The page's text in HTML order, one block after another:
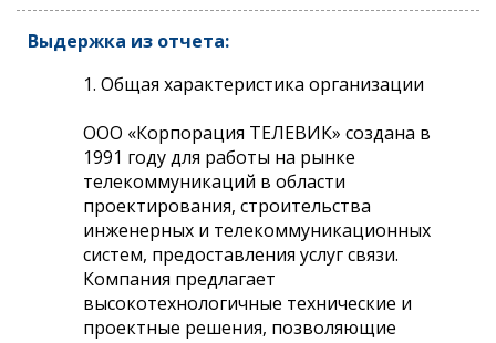
Выдержка из отчета:
1. Общая характеристика организации
ООО «Корпорация ТЕЛЕВИК» создана в
1991 году для работы на рынке
телекоммуникаций в области
проектирования, строительства
инженерных и телекоммуникационных
систем, предоставления услуг связи.
Компания предлагает
высокотехнологичные технические и
проектные решения, позволяющие